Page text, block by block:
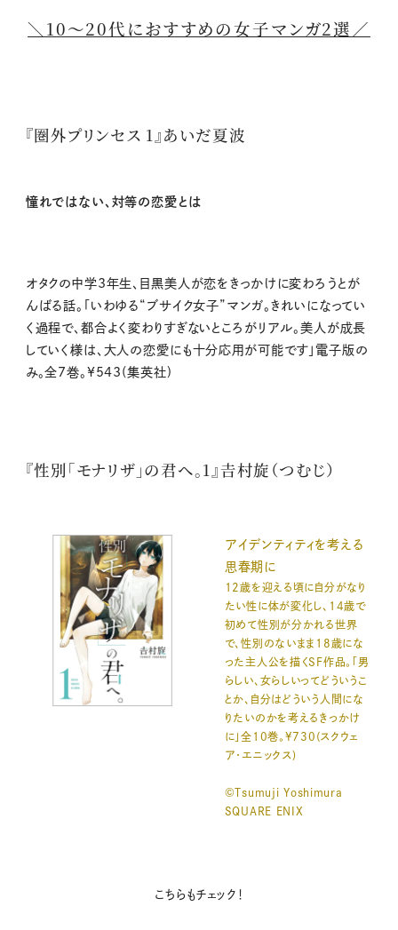
＼10～20代におすすめの女子マンガ2選／
『圏外プリンセス 1』あいだ夏波
憧れではない、対等の恋愛とは
オタクの中学3年生、目黒美人が恋をきっかけに変わろうとが
んばる話。「いわゆる“ブサイク女子”マンガ。きれいになってい
く過程で、都合よく変わりすぎないところがリアル。美人が成長
していく様は、大人の恋愛にも十分応用が可能です」電子版の
み。全7巻。¥543(集英社)
『性別「モナリザ」の君へ。1』𠮷村旋（つむじ）
アイデンティティを考える
思春期に
12歳を迎える頃に自分がなり
たい性に体が変化し、14歳で
初めて性別が分かれる世界
で、性別のないまま18歳にな
った主人公を描くSF作品。「男
らしい、女らしいってどういうこ
とか、自分はどういう人間にな
りたいのかを考えるきっかけ
に」全10巻。¥730(スクウェ
ア・エニックス)
©Tsumuji Yoshimura
SQUARE ENIX
こちらもチェック！